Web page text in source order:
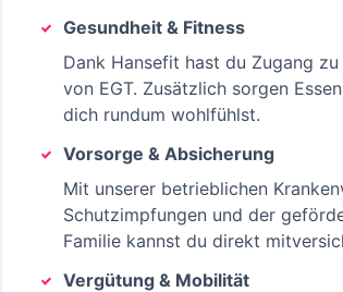
Gesundheit & Fitness
Dank Hansefit hast du Zugang
von EGT. Zusätzlich sorgen
dich rundum wohlfühlst.
Vorsorge & Absicherung
Mit unserer betrieblichen
Schutzimpfungen und der
Familie kannst du direkt
Vergütung & Mobilität